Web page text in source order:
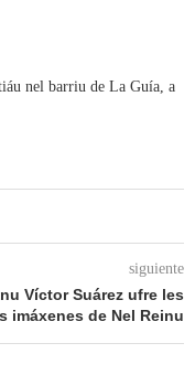
nel barriu de La Guía, a
siguiente
Víctor Suárez ufre les
imáxenes de Nel Reinu